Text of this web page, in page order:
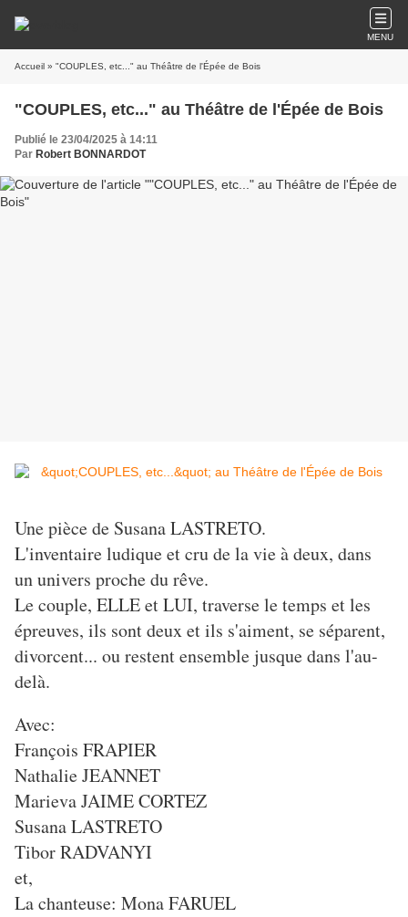
MENU
Accueil » "COUPLES, etc..." au Théâtre de l'Épée de Bois
"COUPLES, etc..." au Théâtre de l'Épée de Bois
Publié le 23/04/2025 à 14:11
Par Robert BONNARDOT
Une pièce de Susana LASTRETO.
L'inventaire ludique et cru de la vie à deux, dans
un univers proche du rêve.
Le couple, ELLE et LUI, traverse le temps et les
épreuves, ils sont deux et ils s'aiment, se séparent,
divorcent... ou restent ensemble jusque dans l'au-
delà.
Avec:
François FRAPIER
Nathalie JEANNET
Marieva JAIME CORTEZ
Susana LASTRETO
Tibor RADVANYI
et,
La chanteuse: Mona FARUEL